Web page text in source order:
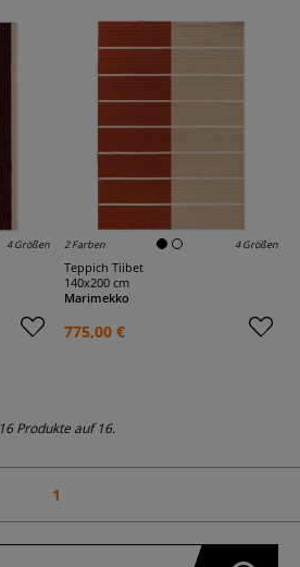
4 Größen 2 Farben 4 Größen
Teppich Tiibet
140x200 cm
Marimekko
775,00 €
16 Produkte auf 16.
1